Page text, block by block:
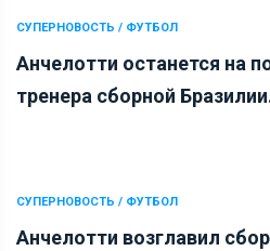
СУПЕРНОВОСТЬ / ФУТБОЛ
Анчелотти останется на
тренера сборной
СУПЕРНОВОСТЬ / ФУТБОЛ
Анчелотти возглавил